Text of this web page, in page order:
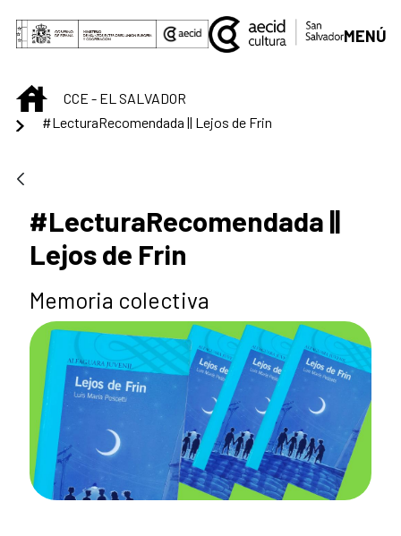
Saltar al contenido principal
MENÚ
INICIOCCE - EL SALVADOR
#LecturaRecomendada || Lejos de Frin
#LecturaRecomendada ||
Lejos de Frin
Memoria colectiva